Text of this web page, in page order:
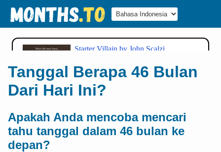
Tanggal Berapa 46 Bulan
Dari Hari Ini?
Apakah Anda mencoba mencari
tahu tanggal dalam 46 bulan ke
depan?